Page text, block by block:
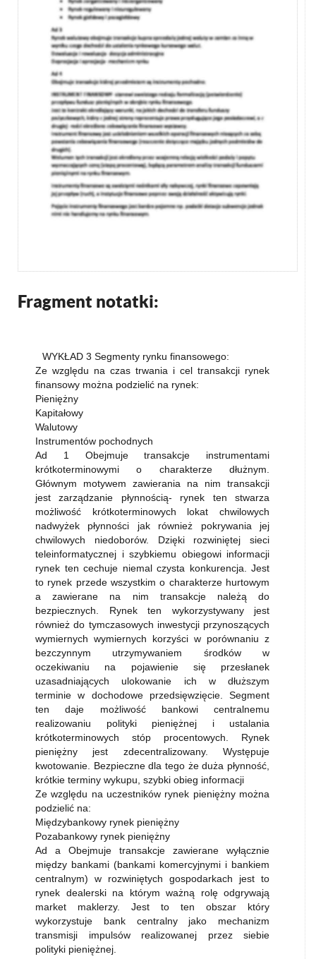
Fragment notatki:
WYKŁAD 3 Segmenty rynku finansowego:
Ze względu na czas trwania i cel transakcji rynek
finansowy można podzielić na rynek:
Pieniężny
Kapitałowy
Walutowy
Instrumentów pochodnych
Ad 1 Obejmuje transakcje instrumentami
krótkoterminowymi o charakterze dłużnym.
Głównym motywem zawierania na nim transakcji
jest zarządzanie płynnością- rynek ten stwarza
możliwość krótkoterminowych lokat chwilowych
nadwyżek płynności jak również pokrywania jej
chwilowych niedoborów. Dzięki rozwiniętej sieci
teleinformatycznej i szybkiemu obiegowi informacji
rynek ten cechuje niemal czysta konkurencja. Jest
to rynek przede wszystkim o charakterze hurtowym
a zawierane na nim transakcje należą do
bezpiecznych. Rynek ten wykorzystywany jest
również do tymczasowych inwestycji przynoszących
wymiernych wymiernych korzyści w porównaniu z
bezczynnym utrzymywaniem środków w
oczekiwaniu na pojawienie się przesłanek
uzasadniających ulokowanie ich w dłuższym
terminie w dochodowe przedsięwzięcie. Segment
ten daje możliwość bankowi centralnemu
realizowaniu polityki pieniężnej i ustalania
krótkoterminowych stóp procentowych. Rynek
pieniężny jest zdecentralizowany. Występuje
kwotowanie. Bezpieczne dla tego że duża płynność,
krótkie terminy wykupu, szybki obieg informacji
Ze względu na uczestników rynek pieniężny można
podzielić na:
Międzybankowy rynek pieniężny
Pozabankowy rynek pieniężny
Ad a Obejmuje transakcje zawierane wyłącznie
między bankami (bankami komercyjnymi i bankiem
centralnym) w rozwiniętych gospodarkach jest to
rynek dealerski na którym ważną rolę odgrywają
market maklerzy. Jest to ten obszar który
wykorzystuje bank centralny jako mechanizm
transmisji impulsów realizowanej przez siebie
polityki pieniężnej.